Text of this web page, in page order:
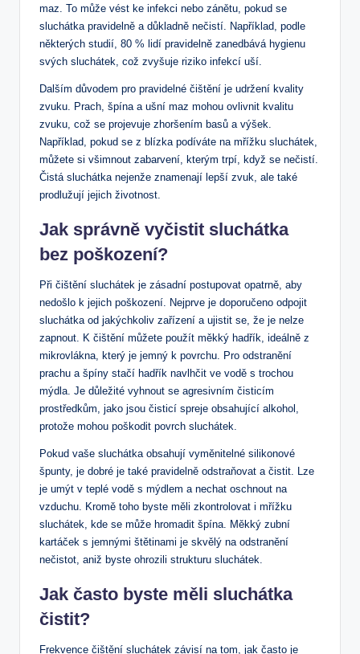
maz. To může vést ke infekci nebo zánětu, pokud se
sluchátka pravidelně a důkladně nečistí. Například, podle
některých studií, 80 % lidí pravidelně zanedbává hygienu
svých sluchátek, což zvyšuje riziko infekcí uší.
Dalším důvodem pro pravidelné čištění je udržení kvality
zvuku. Prach, špína a ušní maz mohou ovlivnit kvalitu
zvuku, což se projevuje zhoršením basů a výšek.
Například, pokud se z blízka podíváte na mřížku sluchátek,
můžete si všimnout zabarvení, kterým trpí, když se nečistí.
Čistá sluchátka nejenže znamenají lepší zvuk, ale také
prodlužují jejich životnost.
Jak správně vyčistit sluchátka
bez poškození?
Při čištění sluchátek je zásadní postupovat opatrně, aby
nedošlo k jejich poškození. Nejprve je doporučeno odpojit
sluchátka od jakýchkoliv zařízení a ujistit se, že je nelze
zapnout. K čištění můžete použít měkký hadřík, ideálně z
mikrovlákna, který je jemný k povrchu. Pro odstranění
prachu a špíny stačí hadřík navlhčit ve vodě s trochou
mýdla. Je důležité vyhnout se agresivním čisticím
prostředkům, jako jsou čisticí spreje obsahující alkohol,
protože mohou poškodit povrch sluchátek.
Pokud vaše sluchátka obsahují vyměnitelné silikonové
špunty, je dobré je také pravidelně odstraňovat a čistit. Lze
je umýt v teplé vodě s mýdlem a nechat oschnout na
vzduchu. Kromě toho byste měli zkontrolovat i mřížku
sluchátek, kde se může hromadit špína. Měkký zubní
kartáček s jemnými štětinami je skvělý na odstranění
nečistot, aniž byste ohrozili strukturu sluchátek.
Jak často byste měli sluchátka
čistit?
Frekvence čištění sluchátek závisí na tom, jak často je